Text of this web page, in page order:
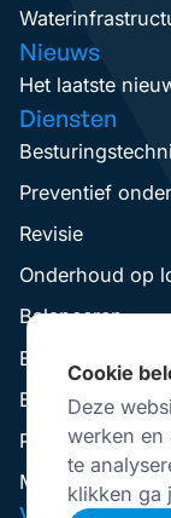
Cookie
Deze
werken en
te
klikken ga
Nieuws
Het laatste
Diensten
Preventief
Revisie
Onderhoud op
Balanceren
Elektromotoren
Elektromotoren
Pompen Revisie
Mechanical Seal